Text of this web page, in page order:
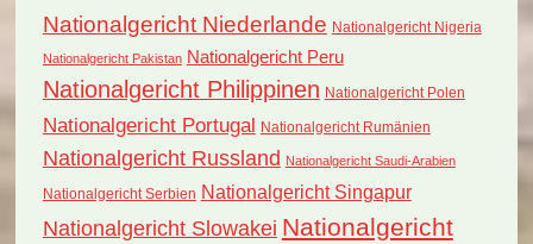
Nationalgericht Niederlande Nationalgericht Nigeria
Nationalgericht Pakistan Nationalgericht Peru
Nationalgericht Philippinen Nationalgericht Polen
Nationalgericht Portugal Nationalgericht Rumänien
Nationalgericht Russland Nationalgericht Saudi-Arabien
Nationalgericht Serbien Nationalgericht Singapur
Nationalgericht Slowakei Nationalgericht